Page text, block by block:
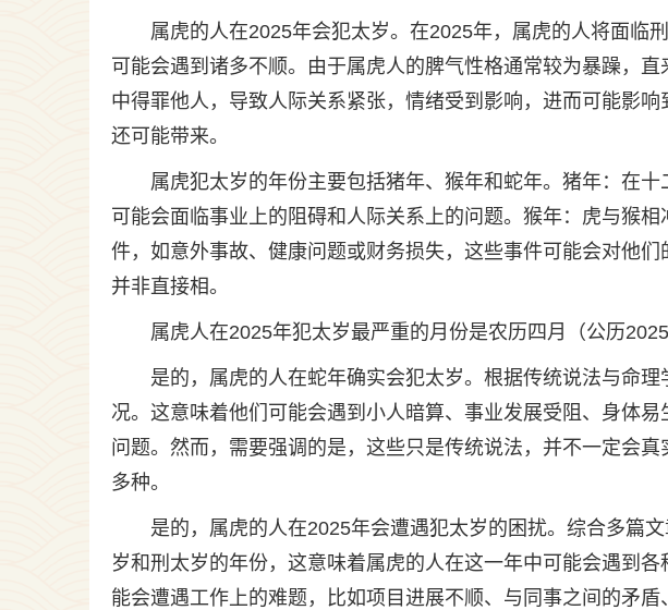
属虎的人在2025年会犯太岁。在2025年，属虎的人将面临
可能会遇到诸多不顺。由于属虎人的脾气性格通常较为暴躁，
中得罪他人，导致人际关系紧张，情绪受到影响，进而可能影
还可能带来。
属虎犯太岁的年份主要包括猪年、猴年和蛇年。猪年：在
可能会面临事业上的阻碍和人际关系上的问题。猴年：虎与猴
件，如意外事故、健康问题或财务损失，这些事件可能会对他
并非直接相。
属虎人在2025年犯太岁最严重的月份是农历四月（公历
是的，属虎的人在蛇年确实会犯太岁。根据传统说法与命
况。这意味着他们可能会遇到小人暗算、事业发展受阻、身体
问题。然而，需要强调的是，这些只是传统说法，并不一定会
多种。
是的，属虎的人在2025年会遭遇犯太岁的困扰。综合多篇
岁和刑太岁的年份，这意味着属虎的人在这一年中可能会遇到
能会遭遇工作上的难题，比如项目进展不顺、与同事之间的矛